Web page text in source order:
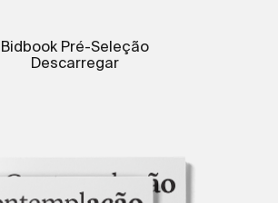
Bidbook Pré-Seleção
Descarregar